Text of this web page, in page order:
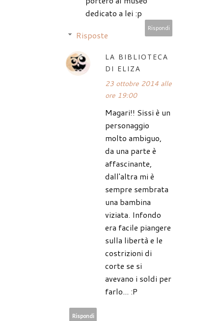
dedicato a lei :p
Rispondi
Risposte
LA BIBLIOTECA
DI ELIZA
23 ottobre 2014 alle
ore 19:00
Magari!! Sissi è un
personaggio
molto ambiguo,
da una parte è
affascinante,
dall'altra mi è
sempre sembrata
una bambina
viziata. Infondo
era facile piangere
sulla libertà e le
costrizioni di
corte se si
avevano i soldi per
farlo... :P
Rispondi